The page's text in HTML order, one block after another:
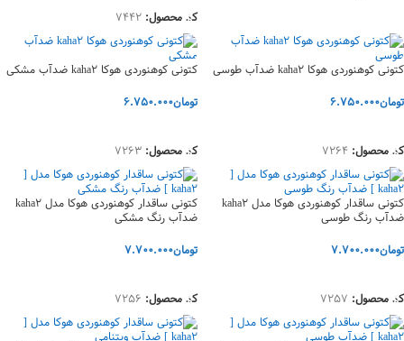
کد محصول: 7442
کتونی کوهنوردی هوکا kaha2 ضدآب طوسی
تومان6.750.000
کد محصول: 7264
کتونی کوهنوردی هوکا kaha2 ضدآب مشکی
تومان6.750.000
کد محصول: 7263
کتونی ساقدار کوهنوردی هوکا مدل kaha2
ضدآب رنگ طوسی
تومان7.700.000
کد محصول: 7257
کتونی ساقدار کوهنوردی هوکا مدل kaha2
ضدآب رنگ مشکی
تومان7.700.000
کد محصول: 7256